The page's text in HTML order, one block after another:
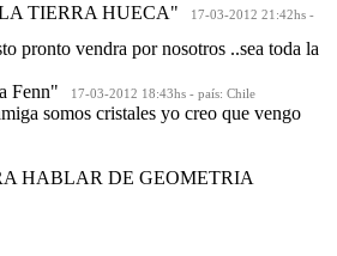
TIERRA HUECA"
17-03-2012 21:42hs -
pronto vendra por nosotros ..sea toda la
Fenn" 17-03-2012 18:43hs - país: Chile
somos cristales yo creo que vengo
HABLAR DE GEOMETRIA